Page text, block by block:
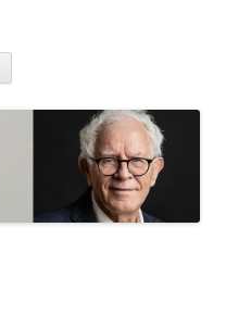
Zum
springen